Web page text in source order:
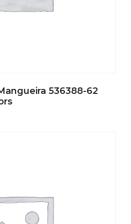
536388-62